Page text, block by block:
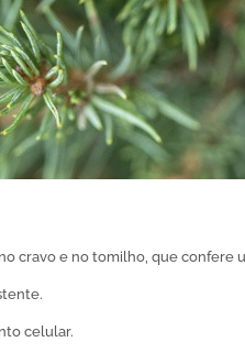
cravo e no tomilho, que confere
celular.